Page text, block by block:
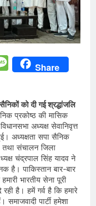
Message
Share
को दी गई श्रद्धांजलि
प्रकोष्ठ की मासिक
अध्यक्ष सेवानिवृत्त
अध्यक्षता सपा सैनिक
तथा संचालन जिला
चंद्रपाल सिंह यादव ने
है। पाकिस्तान बार-बार
भारतीय सेना पूरी
है। हमें गर्व है कि हमारे
पार्टी हमेशा